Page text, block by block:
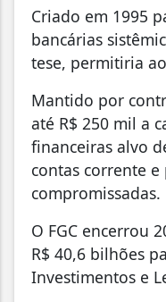
Criado em 1995
bancárias
tese, permitiria
Mantido por
até R$ 250 mil a
financeiras alvo
contas corrente e
compromissadas.
O FGC encerrou
R$ 40,6 bilhões
Investimentos e